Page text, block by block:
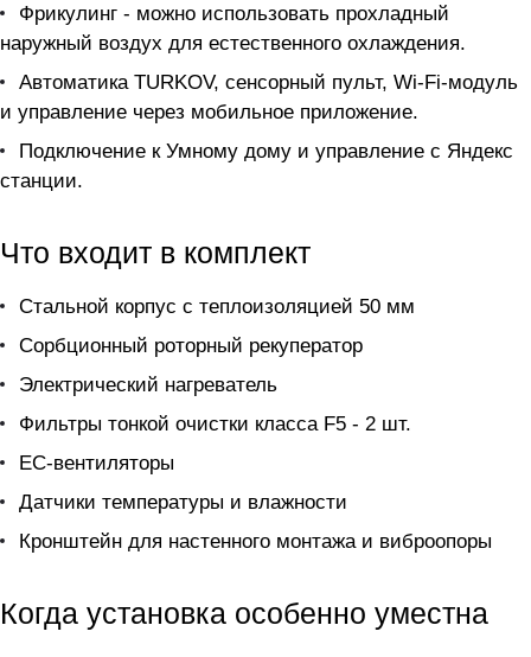
Фрикулинг - можно использовать прохладный
наружный воздух для естественного охлаждения.
Автоматика TURKOV, сенсорный пульт, Wi-Fi-модуль
и управление через мобильное приложение.
Подключение к Умному дому и управление с Яндекс
станции.
Что входит в комплект
Стальной корпус с теплоизоляцией 50 мм
Сорбционный роторный рекуператор
Электрический нагреватель
Фильтры тонкой очистки класса F5 - 2 шт.
ЕС-вентиляторы
Датчики температуры и влажности
Кронштейн для настенного монтажа и виброопоры
Когда установка особенно уместна